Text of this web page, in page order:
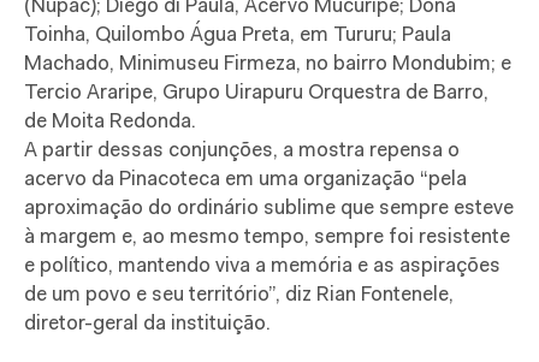
(Nupac); Diêgo di Paula, Acervo Mucuripe; Dona
Toinha, Quilombo Água Preta, em Tururu; Paula
Machado, Minimuseu Firmeza, no bairro Mondubim; e
Tercio Araripe, Grupo Uirapuru Orquestra de Barro,
de Moita Redonda.
A partir dessas conjunções, a mostra repensa o
acervo da Pinacoteca em uma organização “pela
aproximação do ordinário sublime que sempre esteve
à margem e, ao mesmo tempo, sempre foi resistente
e político, mantendo viva a memória e as aspirações
de um povo e seu território”, diz Rian Fontenele,
diretor-geral da instituição.